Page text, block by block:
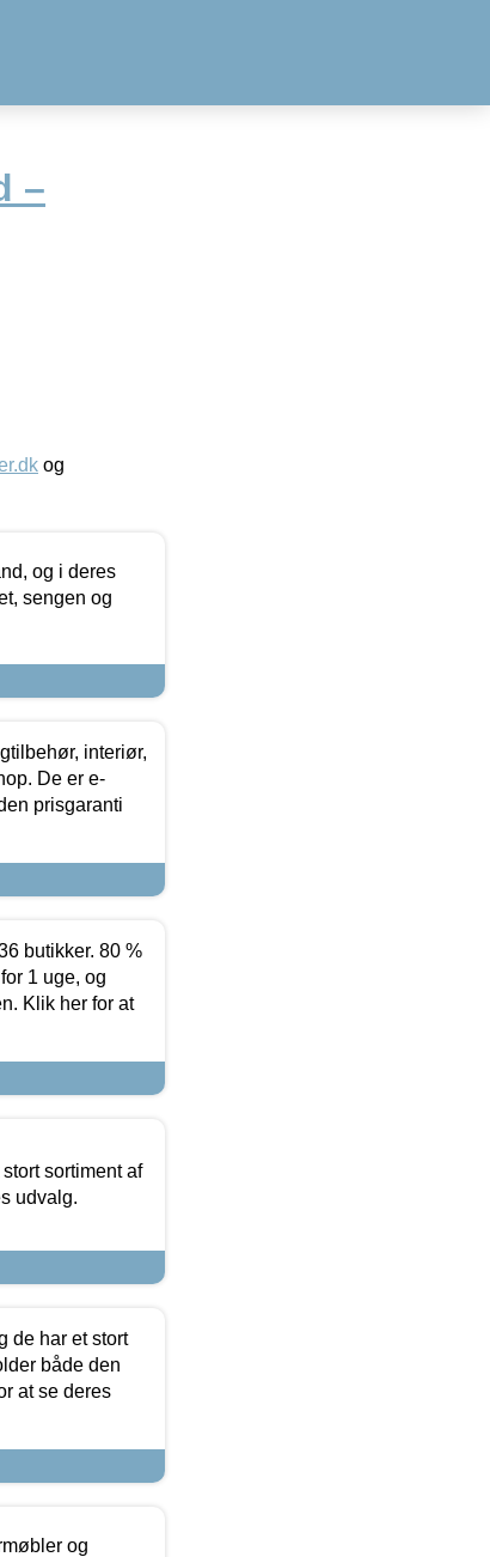
–
og
og i deres
sengen og
interiør,
De er e-
prisgaranti
butikker. 80 %
1 uge, og
Klik her for at
sortiment af
udvalg.
de har et stort
både den
at se deres
og